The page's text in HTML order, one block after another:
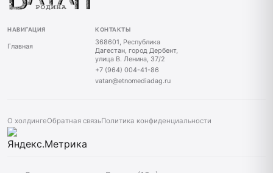
НАВИГАЦИЯ
Главная
КОНТАКТЫ
368601, Республика
Дагестан, город Дербент,
улица В. Ленина, 37/2
+7 (964) 004-41-86
vatan@etnomediadag.ru
О холдингеОбратная связьПолитика конфиденциальности